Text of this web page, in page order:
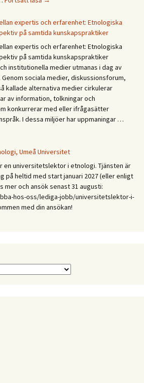
i
dialog
expertis och erfarenhet: Etnologiska
på samtida kunskapspraktiker
expertis och erfarenhet: Etnologiska
på samtida kunskapspraktiker
institutionella medier utmanas i dag av
sociala medier, diskussionsforum,
kallade alternativa medier cirkulerar
av information, tolkningar och
konkurrerar med eller ifrågasätter
I dessa miljöer har uppmaningar …
Umeå Universitet
en universitetslektor i etnologi. Tjänsten är
på heltid med start januari 2027 (eller enligt
mer och ansök senast 31 augusti:
hos-oss/lediga-jobb/universitetslektor-i-
med din ansökan!